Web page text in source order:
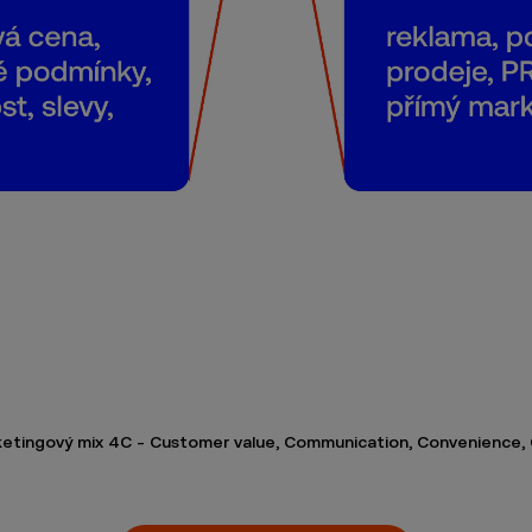
mix 4C - Customer value, Communication, Convenience,